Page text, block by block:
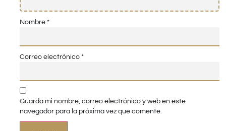
Nombre *
Correo electrónico *
Guarda mi nombre, correo electrónico y web en este
navegador para la próxima vez que comente.